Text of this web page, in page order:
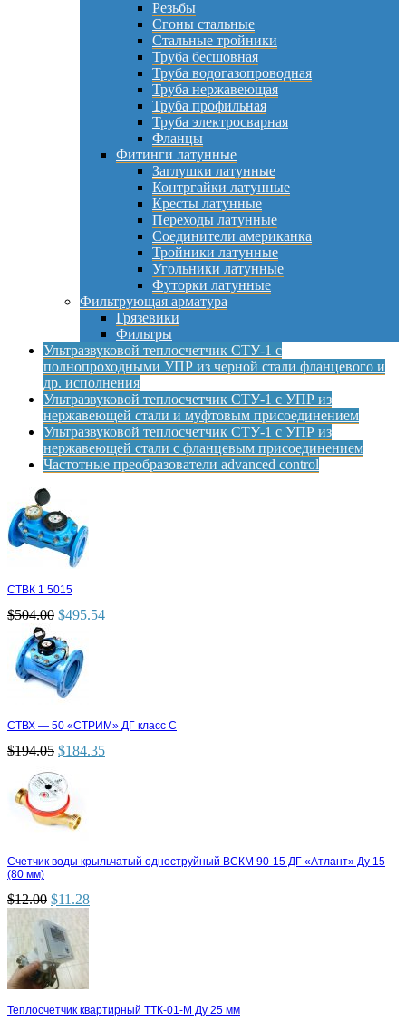
Резьбы
Сгоны стальные
Стальные тройники
Труба бесшовная
Труба водогазопроводная
Труба нержавеющая
Труба профильная
Труба электросварная
Фланцы
Фитинги латунные
Заглушки латунные
Контргайки латунные
Кресты латунные
Переходы латунные
Соединители американка
Тройники латунные
Угольники латунные
Футорки латунные
Фильтрующая арматура
Грязевики
Фильтры
Ультразвуковой теплосчетчик СТУ-1 с
полнопроходными УПР из черной стали фланцевого и
др. исполнения
Ультразвуковой теплосчетчик СТУ-1 с УПР из
нержавеющей стали и муфтовым присоединением
Ультразвуковой теплосчетчик СТУ-1 с УПР из
нержавеющей стали с фланцевым присоединением
Частотные преобразователи advanced control
СТВК 1 5015
$504.00 $495.54
СТВХ — 50 «СТРИМ» ДГ класс С
$194.05 $184.35
Счетчик воды крыльчатый одноструйный ВСКМ 90-15 ДГ «Атлант» Ду 15
(80 мм)
$12.00 $11.28
Теплосчетчик квартирный ТТК-01-М Ду 25 мм